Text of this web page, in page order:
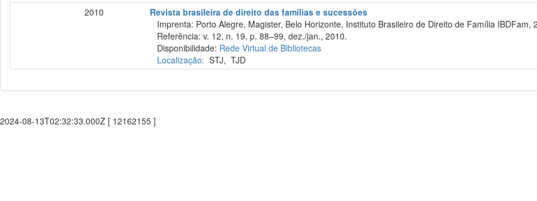
2010
Revista brasileira de direito das famílias e sucessões
Imprenta: Porto Alegre, Magister, Belo Horizonte, Instituto Brasileiro de Direito de Família IBDFam,
Referência: v. 12, n. 19, p. 88–99, dez./jan., 2010.
Disponibilidade: Rede Virtual de Bibliotecas
Localização: STJ,TJD
2024-08-13T02:32:33.000Z [ 12162155 ]